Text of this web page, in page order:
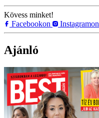
Kövess minket!
Facebookon
Instagramon
Ajánló